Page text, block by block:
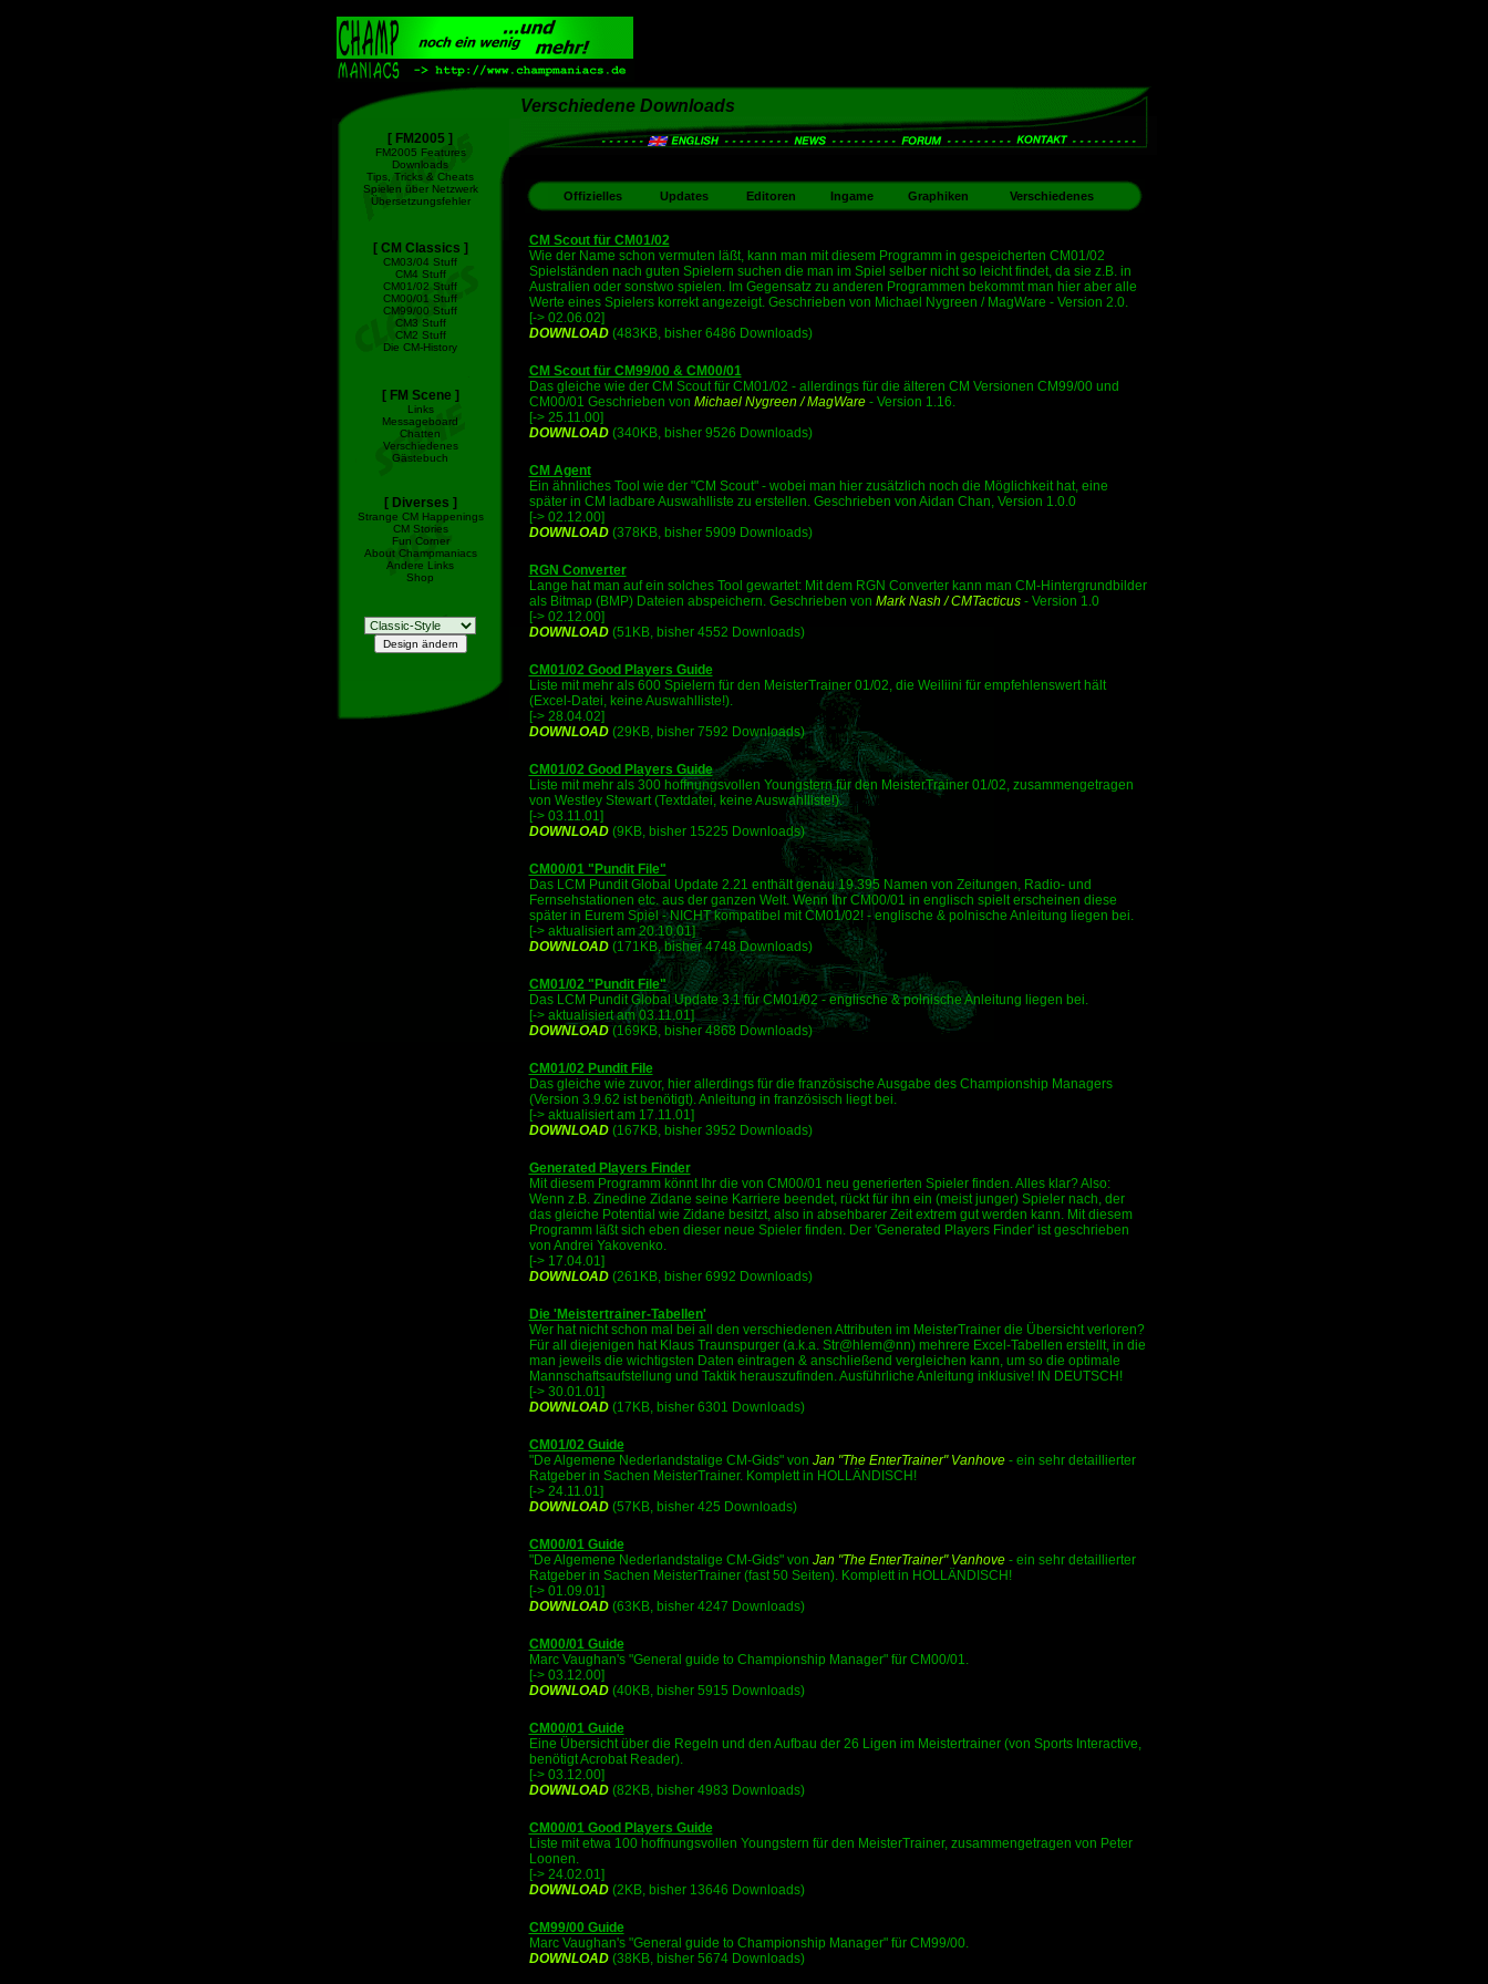
[ FM2005 ]
FM2005 Features
Downloads
Tips, Tricks & Cheats
Spielen über Netzwerk
Übersetzungsfehler
[ CM Classics ]
CM03/04 Stuff
CM4 Stuff
CM01/02 Stuff
CM00/01 Stuff
CM99/00 Stuff
CM3 Stuff
CM2 Stuff
Die CM-History
[ FM Scene ]
Links
Messageboard
Chatten
Verschiedenes
Gästebuch
[ Diverses ]
Strange CM Happenings
CM Stories
Fun Corner
About Champmaniacs
Andere Links
Shop
Verschiedene Downloads
Offizielles Updates Editoren Ingame Graphiken Verschiedenes
CM Scout für CM01/02
Wie der Name schon vermuten läßt, kann man mit diesem Programm in gespeicherten CM01/02
Spielständen nach guten Spielern suchen die man im Spiel selber nicht so leicht findet, da sie z.B. in
Australien oder sonstwo spielen. Im Gegensatz zu anderen Programmen bekommt man hier aber alle
Werte eines Spielers korrekt angezeigt. Geschrieben von Michael Nygreen / MagWare - Version 2.0.
[-> 02.06.02]
DOWNLOAD(483KB, bisher 6486 Downloads)
CM Scout für CM99/00 & CM00/01
Das gleiche wie der CM Scout für CM01/02 - allerdings für die älteren CM Versionen CM99/00 und
CM00/01 Geschrieben von Michael Nygreen / MagWare- Version 1.16.
[-> 25.11.00]
DOWNLOAD(340KB, bisher 9526 Downloads)
CM Agent
Ein ähnliches Tool wie der "CM Scout" - wobei man hier zusätzlich noch die Möglichkeit hat, eine
später in CM ladbare Auswahlliste zu erstellen. Geschrieben von Aidan Chan, Version 1.0.0
[-> 02.12.00]
DOWNLOAD(378KB, bisher 5909 Downloads)
RGN Converter
Lange hat man auf ein solches Tool gewartet: Mit dem RGN Converter kann man CM-Hintergrundbilder
als Bitmap (BMP) Dateien abspeichern. Geschrieben von Mark Nash / CMTacticus- Version 1.0
[-> 02.12.00]
DOWNLOAD(51KB, bisher 4552 Downloads)
CM01/02 Good Players Guide
Liste mit mehr als 600 Spielern für den MeisterTrainer 01/02, die Weiliini für empfehlenswert hält
(Excel-Datei, keine Auswahlliste!).
[-> 28.04.02]
DOWNLOAD(29KB, bisher 7592 Downloads)
CM01/02 Good Players Guide
Liste mit mehr als 300 hoffnungsvollen Youngstern für den MeisterTrainer 01/02, zusammengetragen
von Westley Stewart (Textdatei, keine Auswahlliste!).
[-> 03.11.01]
DOWNLOAD(9KB, bisher 15225 Downloads)
CM00/01 "Pundit File"
Das LCM Pundit Global Update 2.21 enthält genau 19.395 Namen von Zeitungen, Radio- und
Fernsehstationen etc. aus der ganzen Welt. Wenn Ihr CM00/01 in englisch spielt erscheinen diese
später in Eurem Spiel - NICHT kompatibel mit CM01/02! - englische & polnische Anleitung liegen bei.
[-> aktualisiert am 20.10.01]
DOWNLOAD(171KB, bisher 4748 Downloads)
CM01/02 "Pundit File"
Das LCM Pundit Global Update 3.1 für CM01/02 - englische & polnische Anleitung liegen bei.
[-> aktualisiert am 03.11.01]
DOWNLOAD(169KB, bisher 4868 Downloads)
CM01/02 Pundit File
Das gleiche wie zuvor, hier allerdings für die französische Ausgabe des Championship Managers
(Version 3.9.62 ist benötigt). Anleitung in französisch liegt bei.
[-> aktualisiert am 17.11.01]
DOWNLOAD(167KB, bisher 3952 Downloads)
Generated Players Finder
Mit diesem Programm könnt Ihr die von CM00/01 neu generierten Spieler finden. Alles klar? Also:
Wenn z.B. Zinedine Zidane seine Karriere beendet, rückt für ihn ein (meist junger) Spieler nach, der
das gleiche Potential wie Zidane besitzt, also in absehbarer Zeit extrem gut werden kann. Mit diesem
Programm läßt sich eben dieser neue Spieler finden. Der 'Generated Players Finder' ist geschrieben
von Andrei Yakovenko.
[-> 17.04.01]
DOWNLOAD(261KB, bisher 6992 Downloads)
Die 'Meistertrainer-Tabellen'
Wer hat nicht schon mal bei all den verschiedenen Attributen im MeisterTrainer die Übersicht verloren?
Für all diejenigen hat Klaus Traunspurger (a.k.a. Str@hlem@nn) mehrere Excel-Tabellen erstellt, in die
man jeweils die wichtigsten Daten eintragen & anschließend vergleichen kann, um so die optimale
Mannschaftsaufstellung und Taktik herauszufinden. Ausführliche Anleitung inklusive! IN DEUTSCH!
[-> 30.01.01]
DOWNLOAD(17KB, bisher 6301 Downloads)
CM01/02 Guide
"De Algemene Nederlandstalige CM-Gids" von Jan "The EnterTrainer" Vanhove- ein sehr detaillierter
Ratgeber in Sachen MeisterTrainer. Komplett in HOLLÄNDISCH!
[-> 24.11.01]
DOWNLOAD(57KB, bisher 425 Downloads)
CM00/01 Guide
"De Algemene Nederlandstalige CM-Gids" von Jan "The EnterTrainer" Vanhove- ein sehr detaillierter
Ratgeber in Sachen MeisterTrainer (fast 50 Seiten). Komplett in HOLLÄNDISCH!
[-> 01.09.01]
DOWNLOAD(63KB, bisher 4247 Downloads)
CM00/01 Guide
Marc Vaughan's "General guide to Championship Manager" für CM00/01.
[-> 03.12.00]
DOWNLOAD(40KB, bisher 5915 Downloads)
CM00/01 Guide
Eine Übersicht über die Regeln und den Aufbau der 26 Ligen im Meistertrainer (von Sports Interactive,
benötigt Acrobat Reader).
[-> 03.12.00]
DOWNLOAD(82KB, bisher 4983 Downloads)
CM00/01 Good Players Guide
Liste mit etwa 100 hoffnungsvollen Youngstern für den MeisterTrainer, zusammengetragen von Peter
Loonen.
[-> 24.02.01]
DOWNLOAD(2KB, bisher 13646 Downloads)
CM99/00 Guide
Marc Vaughan's "General guide to Championship Manager" für CM99/00.
DOWNLOAD(38KB, bisher 5674 Downloads)